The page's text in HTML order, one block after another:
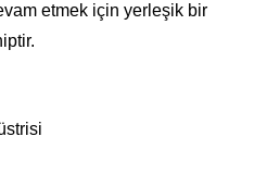
etmek için yerleşik bir